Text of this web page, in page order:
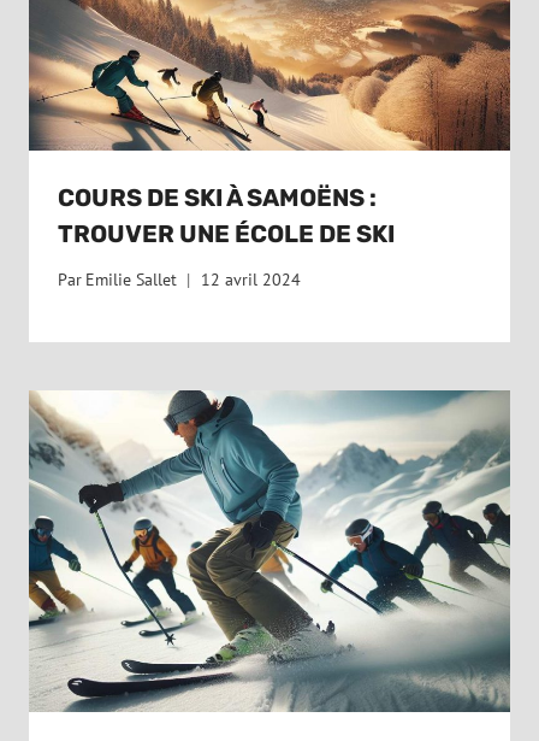
COURS DE SKI À SAMOËNS :
TROUVER UNE ÉCOLE DE SKI
Par Emilie Sallet 12 avril 2024